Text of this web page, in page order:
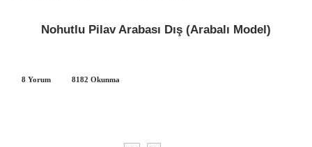
Nohutlu Pilav Arabası Dış (Arabalı Model)
8 Yorum 8182 Okunma